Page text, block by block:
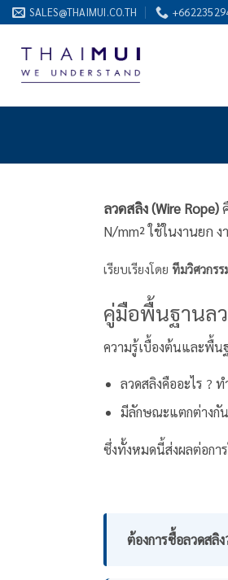
ข้าม
ไป
เนื้อหา
SALES@THAIMUI.CO.TH
ลวดสลิง (Wire Rope)
N/mm² ใช้ในงานยก
เรียบเรียงโดย ทีมวิศวกร
คู่มือพื้นฐานลว
ความรู้เบื้องต้นและพื้น
ลวดสลิงคืออะไร ? ท
มีลักษณะแตกต่างกัน
ซึ่งทั้งหมดนี้ส่งผลต่อกา
ต้องการซื้อลวดสลิง